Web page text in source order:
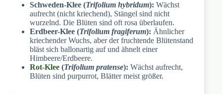
Schweden-Klee (Trifolium hybridum): Wächst
aufrecht (nicht kriechend), Stängel sind nicht
wurzelnd. Die Blüten sind oft rosa überlaufen.
Erdbeer-Klee (Trifolium fragiferum): Ähnlicher
kriechender Wuchs, aber der fruchtende Blütenstand
bläst sich ballonartig auf und ähnelt einer
Himbeere/Erdbeere.
Rot-Klee (Trifolium pratense): Wächst aufrecht,
Blüten sind purpurrot, Blätter meist größer.